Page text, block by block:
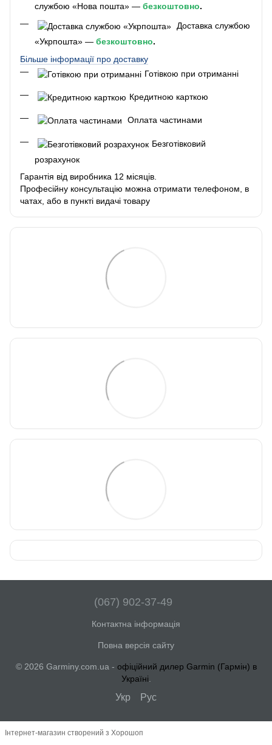
службою «Нова пошта» — безкоштовно.
Доставка службою
«Укрпошта» — безкоштовно.
Більше інформації про доставку
Готівкою при отриманні
Кредитною карткою
Оплата частинами
Безготівковий
розрахунок
Гарантія від виробника 12 місяців.
Професійну консультацію можна отримати телефоном, в
чатах, або в пункті видачі товару
(067) 902-37-49
Контактна інформація
Повна версія сайту
© 2026 Garminy.com.ua - офіційний дилер Garmin (Гармін) в
Україні
Укр Рус
Інтернет-магазин створений з Хорошоп